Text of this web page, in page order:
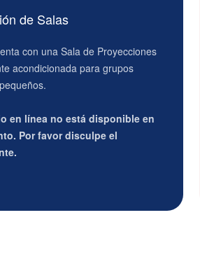
de Salas
con una Sala de Proyecciones
acondicionada para grupos
en línea no está disponible en
Por favor disculpe el